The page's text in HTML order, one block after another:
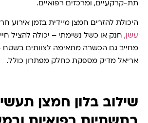
תת-קרקעיים, ומרכזים רפואיים.
היכולת להזרים חמצן מיידית בזמן אירוע
עשן , חנק או כשל נשימתי – יכולה להציל
מחייב גם הכשרה מתאימה לצוותים
אריאל מדיק מספקת כחלק מפתרון כולל.
שילוב בלון חמצן